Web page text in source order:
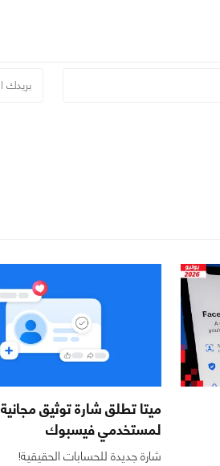
ميتا تطلق شارة توثيق مجانية
لمستخدمي فيسبوك
شارة جديدة للحسابات الحقيقية!